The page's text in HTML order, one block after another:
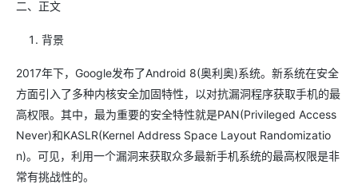
二、正文
背景
2017年下，Google发布了Android 8(奥利奥)系统。新系统在安全
方面引入了多种内核安全加固特性，以对抗漏洞程序获取手机的最
高权限。其中，最为重要的安全特性就是PAN(Privileged Access
Never)和KASLR(Kernel Address Space Layout Randomizatio
n)。可见，利用一个漏洞来获取众多最新手机系统的最高权限是非
常有挑战性的。